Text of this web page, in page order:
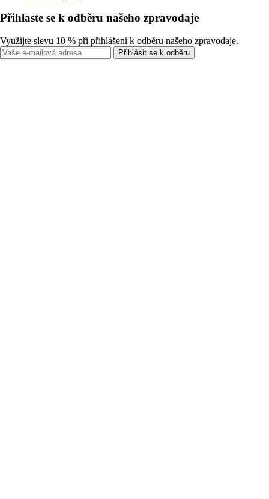
Přihlaste se k odběru našeho zpravodaje
Využijte slevu 10 % při přihlášení k odběru našeho zpravodaje.
Přihlásit se k odběru